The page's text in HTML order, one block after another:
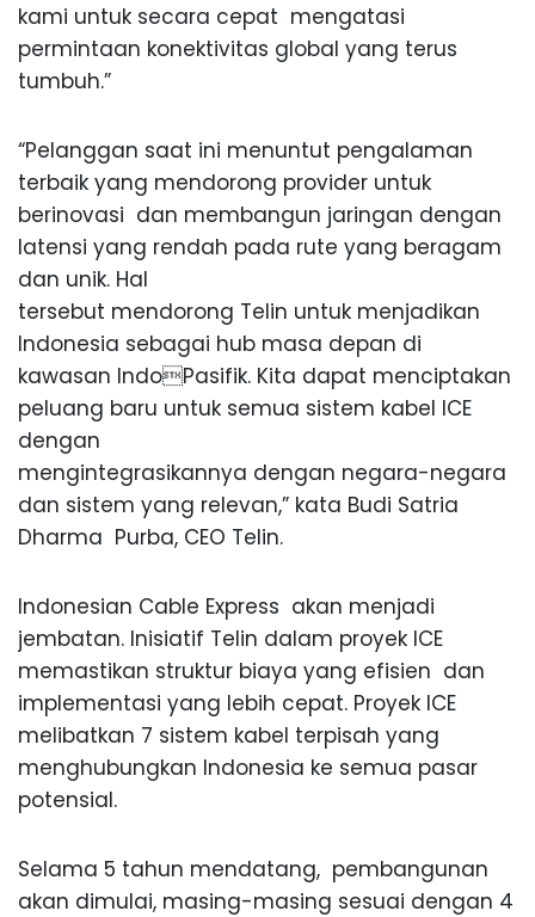
kami untuk secara cepat mengatasi
permintaan konektivitas global yang terus
tumbuh.”
“Pelanggan saat ini menuntut pengalaman
terbaik yang mendorong provider untuk
berinovasi dan membangun jaringan dengan
latensi yang rendah pada rute yang beragam
dan unik. Hal
tersebut mendorong Telin untuk menjadikan
Indonesia sebagai hub masa depan di
kawasan IndoPasifik. Kita dapat menciptakan
peluang baru untuk semua sistem kabel ICE
dengan
mengintegrasikannya dengan negara-negara
dan sistem yang relevan,” kata Budi Satria
Dharma Purba, CEO Telin.
Indonesian Cable Express akan menjadi
jembatan. Inisiatif Telin dalam proyek ICE
memastikan struktur biaya yang efisien dan
implementasi yang lebih cepat. Proyek ICE
melibatkan 7 sistem kabel terpisah yang
menghubungkan Indonesia ke semua pasar
potensial.
Selama 5 tahun mendatang, pembangunan
akan dimulai, masing-masing sesuai dengan 4